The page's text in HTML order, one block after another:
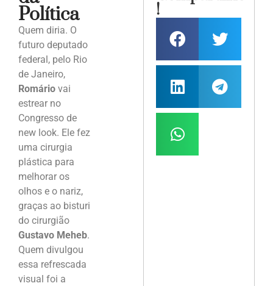
Política
Quem diria. O
futuro deputado
federal, pelo Rio
de Janeiro,
Romário vai
estrear no
Congresso de
new look. Ele fez
uma cirurgia
plástica para
melhorar os
olhos e o nariz,
graças ao bisturi
do cirurgião
Gustavo Meheb.
Quem divulgou
essa refrescada
visual foi a
!